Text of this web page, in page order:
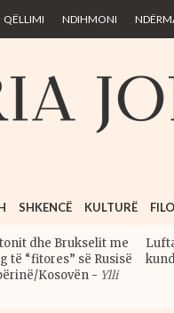
QËLLIMI NDIHMONI
SHKENCË KULTURË
dhe Brukselit me
të “fitores” së Rusisë
Kosovën - Ylli